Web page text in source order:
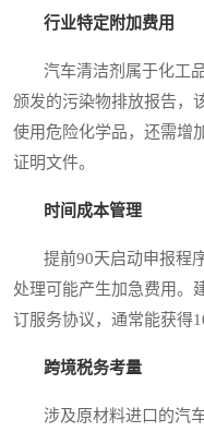
行业特定附加费用
汽车清洁剂属于化工品
颁发的污染物排放报告，
使用危险化学品，还需增
证明文件。
时间成本管理
提前90天启动申报程序
处理可能产生加急费用。
订服务协议，通常能获得
跨境税务考量
涉及原材料进口的汽车